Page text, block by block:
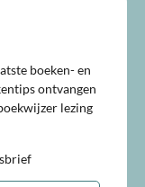
boeken- en
ontvangen
lezing